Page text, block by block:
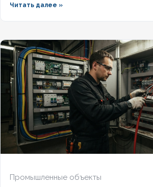
провод под конкретную задачу?
Читать далее »
Промышленные объекты